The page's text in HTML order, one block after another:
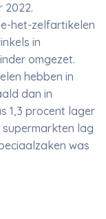
2022.
het-zelfartikelen
in
omgezet.
hebben in
dan in
1,3 procent lager
supermarkten lag
was